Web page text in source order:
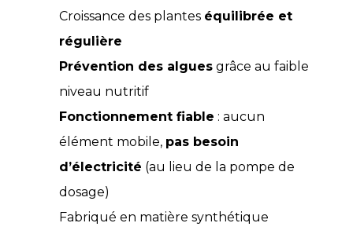
Croissance des plantes équilibrée et
régulière
Prévention des alguesgrâce au faible
niveau nutritif
Fonctionnement fiable : aucun
élément mobile, pas besoin
d’électricité (au lieu de la pompe de
dosage)
Fabriqué en matière synthétique